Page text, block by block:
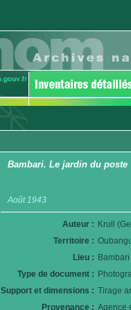
Bambari. Le jardin du poste
Août 1943
Auteur : Krull
Territoire :
Lieu :
Type de document :
Support et dimensions : Tirage
Provenance : Agence